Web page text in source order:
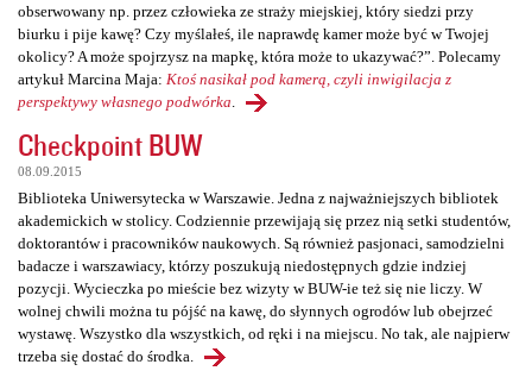
obserwowany np. przez człowieka ze straży miejskiej, który siedzi przy
biurku i pije kawę? Czy myślałeś, ile naprawdę kamer może być w Twojej
okolicy? A może spojrzysz na mapkę, która może to ukazywać?”. Polecamy
artykuł Marcina Maja: Ktoś nasikał pod kamerą, czyli inwigilacja z
perspektywy własnego podwórka
Checkpoint BUW
08.09.2015
Biblioteka Uniwersytecka w Warszawie. Jedna z najważniejszych bibliotek
akademickich w stolicy. Codziennie przewijają się przez nią setki studentów,
doktorantów i pracowników naukowych. Są również pasjonaci, samodzielni
badacze i warszawiacy, którzy poszukują niedostępnych gdzie indziej
pozycji. Wycieczka po mieście bez wizyty w BUW-ie też się nie liczy. W
wolnej chwili można tu pójść na kawę, do słynnych ogrodów lub obejrzeć
wystawę. Wszystko dla wszystkich, od ręki i na miejscu. No tak, ale najpierw
trzeba się dostać do środka.